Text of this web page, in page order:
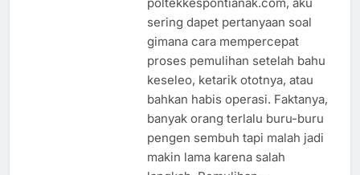
sering dapet pertanyaan soal
gimana cara mempercepat
proses pemulihan setelah bahu
keseleo, ketarik ototnya, atau
bahkan habis operasi. Faktanya,
banyak orang terlalu buru-buru
pengen sembuh tapi malah jadi
makin lama karena salah